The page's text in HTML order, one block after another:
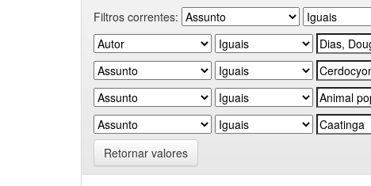
Filtros correntes:
Retornar valores